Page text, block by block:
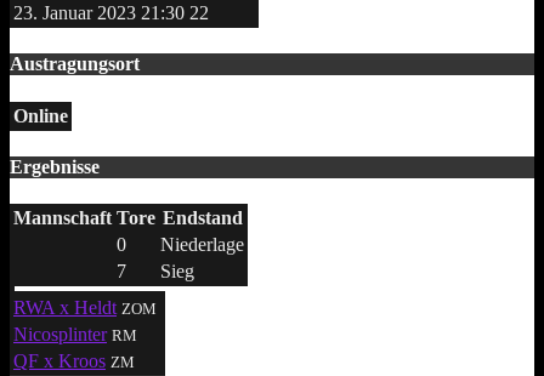
23. Januar 2023 21:30 22
Austragungsort
Online
Ergebnisse
Mannschaft Tore Endstand
0
Niederlage
7
Sieg
RWA x Heldt ZOM
Nicosplinter RM
QF x Kroos ZM